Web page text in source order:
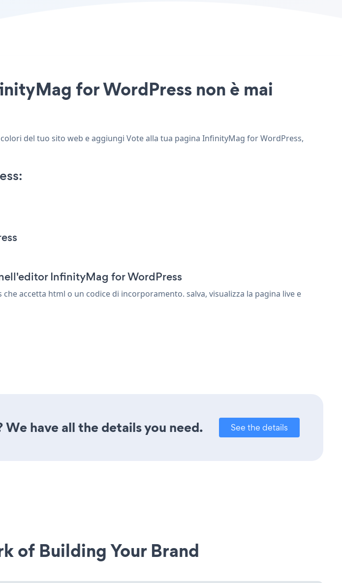
for WordPress non è mai
del tuo sito web e aggiungi Vote alla tua pagina InfinityMag for WordPress,
InfinityMag for WordPress
accetta html o un codice di incorporamento. salva, visualizza la pagina live e
have all the details you need. See the details
of Building Your Brand